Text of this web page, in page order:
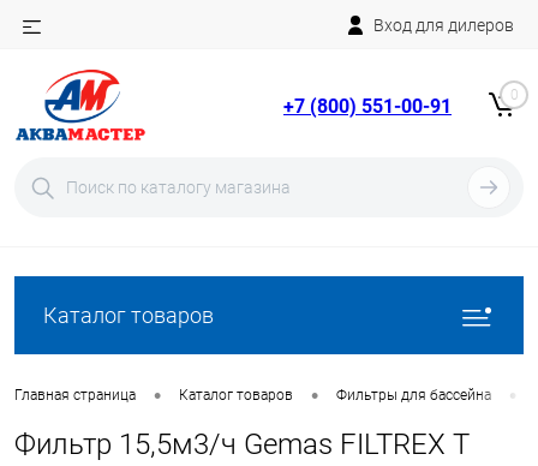
Вход для дилеров
+7 (800) 551-00-91 0
Каталог товаров
Главная страница • Каталог товаров • Фильтры для бассейна •
Фильтр 15,5м3/ч Gemas FILTREX T